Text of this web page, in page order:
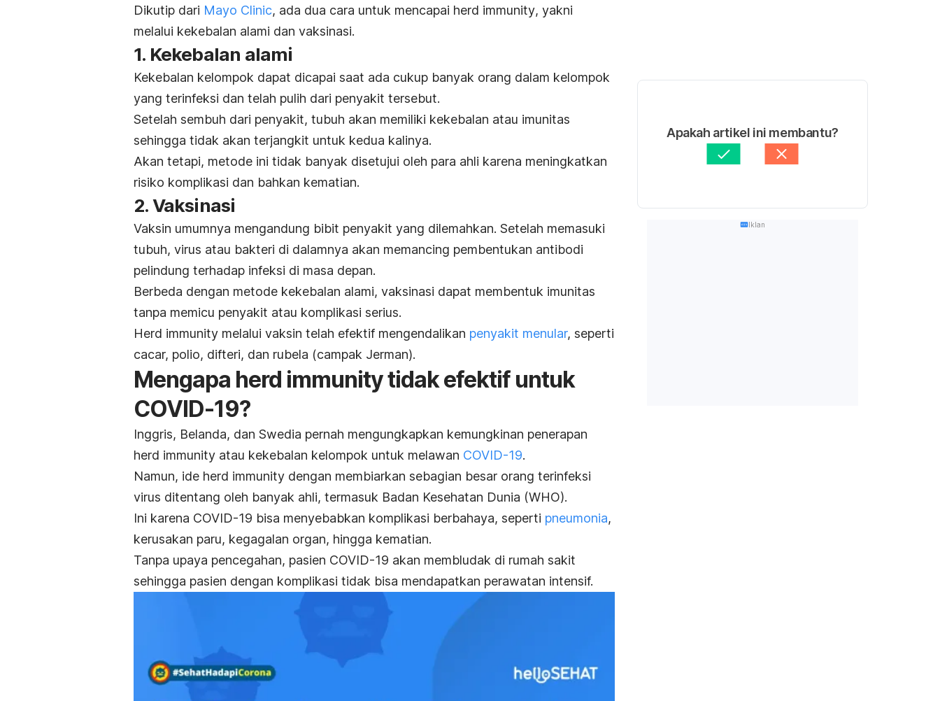
Dikutip dari Mayo Clinic, ada dua cara untuk mencapai herd immunity, yakni
melalui kekebalan alami dan vaksinasi.
1. Kekebalan alami
Kekebalan kelompok dapat dicapai saat ada cukup banyak orang dalam kelompok
yang terinfeksi dan telah pulih dari penyakit tersebut.
Setelah sembuh dari penyakit, tubuh akan memiliki kekebalan atau imunitas
sehingga tidak akan terjangkit untuk kedua kalinya.
Akan tetapi, metode ini tidak banyak disetujui oleh para ahli karena meningkatkan
risiko komplikasi dan bahkan kematian.
2. Vaksinasi
Vaksin umumnya mengandung bibit penyakit yang dilemahkan. Setelah memasuki
tubuh, virus atau bakteri di dalamnya akan memancing pembentukan antibodi
pelindung terhadap infeksi di masa depan.
Berbeda dengan metode kekebalan alami, vaksinasi dapat membentuk imunitas
tanpa memicu penyakit atau komplikasi serius.
Herd immunity melalui vaksin telah efektif mengendalikan penyakit menular, seperti
cacar, polio, difteri, dan rubela (campak Jerman).
Mengapa herd immunitytidak efektif untuk
COVID-19?
Inggris, Belanda, dan Swedia pernah mengungkapkan kemungkinan penerapan
herd immunity atau kekebalan kelompok untuk melawan COVID-19.
Namun, ide herd immunity dengan membiarkan sebagian besar orang terinfeksi
virus ditentang oleh banyak ahli, termasuk Badan Kesehatan Dunia (WHO).
Ini karena COVID-19 bisa menyebabkan komplikasi berbahaya, seperti pneumonia,
kerusakan paru, kegagalan organ, hingga kematian.
Tanpa upaya pencegahan, pasien COVID-19 akan membludak di rumah sakit
sehingga pasien dengan komplikasi tidak bisa mendapatkan perawatan intensif.
Apakah artikel ini membantu?
Iklan